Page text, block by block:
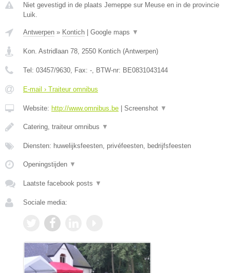
Niet gevestigd in de plaats Jemeppe sur Meuse en in de provincie
Luik.
Antwerpen » Kontich | Google maps ▼
Kon. Astridlaan 78 2550 Kontich (Antwerpen)
Tel: 03457/9630 , Fax: - , BTW-nr: BE0831043144
E-mail › Traiteur omnibus
Website: http://www.omnibus.be | Screenshot ▼
Catering, traiteur omnibus ▼
Diensten: huwelijksfeesten, privéfeesten, bedrijfsfeesten
Openingstijden ▼
Laatste facebook posts ▼
Sociale media: